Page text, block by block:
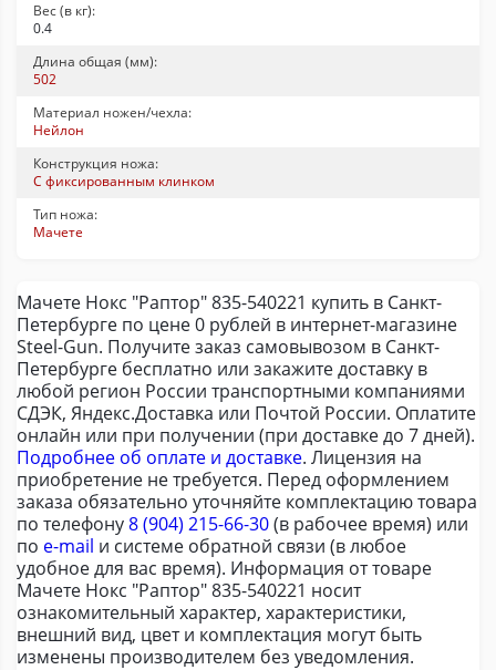
Вес (в кг):
0.4
Длина общая (мм):
502
Материал ножен/чехла:
Нейлон
Конструкция ножа:
С фиксированным клинком
Тип ножа:
Мачете
Мачете Нокс "Раптор" 835-540221 купить в Санкт-
Петербурге по цене 0 рублей в интернет-магазине
Steel-Gun. Получите заказ самовывозом в Санкт-
Петербурге бесплатно или закажите доставку в
любой регион России транспортными компаниями
СДЭК, Яндекс.Доставка или Почтой России. Оплатите
онлайн или при получении (при доставке до 7 дней).
Подробнее об оплате и доставке. Лицензия на
приобретение не требуется. Перед оформлением
заказа обязательно уточняйте комплектацию товара
по телефону8 (904) 215-66-30(в рабочее время) или
по e-mail и системе обратной связи (в любое
удобное для вас время). Информация от товаре
Мачете Нокс "Раптор" 835-540221 носит
ознакомительный характер, характеристики,
внешний вид, цвет и комплектация могут быть
изменены производителем без уведомления.